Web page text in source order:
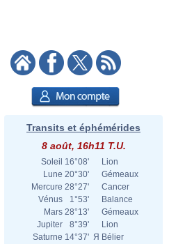
Transits et éphémérides
8 août, 16h11 T.U.
Soleil 16°08'
Lion
Lune 20°30'
Gémeaux
Mercure 28°27'
Cancer
Vénus
1°53'
Balance
Mars 28°13'
Gémeaux
Jupiter
8°39'
Lion
Saturne 14°37' Я Bélier